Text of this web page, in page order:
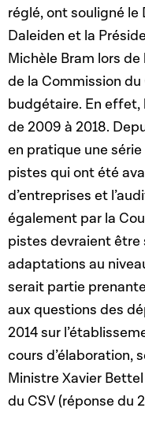
réglé, ont souligné le
Daleiden et la
Michèle Bram lors
de la Commission du
budgétaire. En effet,
de 2009 à 2018.
en pratique une
pistes qui ont été
d’entreprises et
également par la
pistes devraient être
adaptations au
serait partie
aux questions des
2014 sur
cours d’élaboration,
Ministre Xavier
du CSV (réponse du